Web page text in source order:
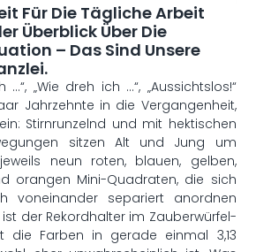
Für Die Tägliche Arbeit
Überblick Über Die
– Das Sind Unsere
„Wie dreh ich …“, „Aussichtslos!“
Jahrzehnte in die Vergangenheit,
Stirnrunzelnd und mit hektischen
sitzen Alt und Jung um
neun roten, blauen, gelben,
orangen Mini-Quadraten, die sich
voneinander separiert anordnen
der Rekordhalter im Zauberwürfel-
die Farben in gerade einmal 3,13